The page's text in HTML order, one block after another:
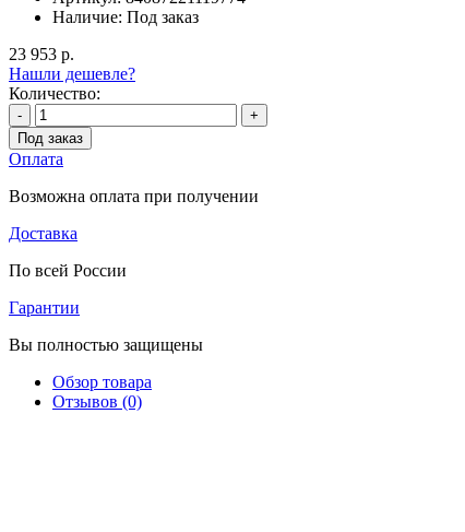
Наличие: Под заказ
23 953 р.
Нашли дешевле?
Количество:
-
+
Под заказ
Оплата
Возможна оплата при получении
Доставка
По всей России
Гарантии
Вы полностью защищены
Обзор товара
Отзывов (0)